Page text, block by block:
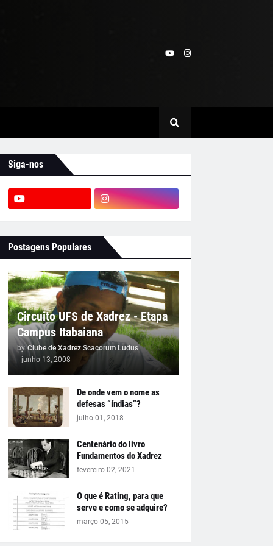
Siga-nos
Postagens Populares
Circuito UFS de Xadrez - Etapa
Campus Itabaiana
by Clube de Xadrez Scacorum Ludus
- junho 13, 2008
De onde vem o nome as
defesas “índias”?
julho 01, 2018
Centenário do livro
Fundamentos do Xadrez
fevereiro 02, 2021
O que é Rating, para que
serve e como se adquire?
março 05, 2015